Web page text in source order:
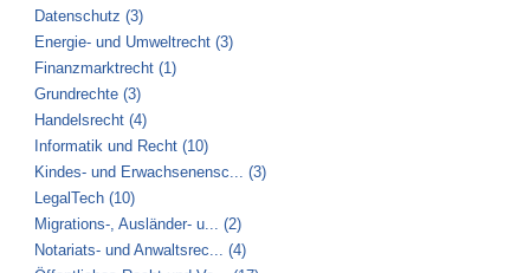
Datenschutz (3)
Energie- und Umweltrecht (3)
Finanzmarktrecht (1)
Grundrechte (3)
Handelsrecht (4)
Informatik und Recht (10)
Kindes- und Erwachsenensc... (3)
LegalTech (10)
Migrations-, Ausländer- u... (2)
Notariats- und Anwaltsrec... (4)